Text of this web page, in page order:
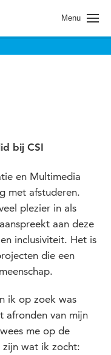
Menu
bij CSI
en Multimedia
met afstuderen.
plezier in als
aan deze
inclusiviteit. Het is
die een
ik op zoek was
afronden van mijn
me op de
zijn wat ik zocht: